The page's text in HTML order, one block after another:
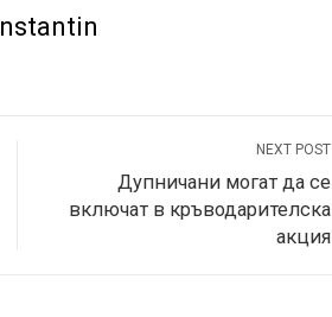
NEXT POST
Дупничани могат да се
включат в кръводарителска
акция